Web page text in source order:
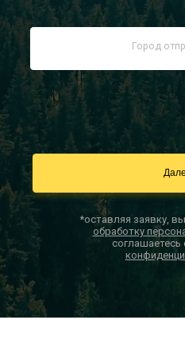
*оставляя заявку,
обработку
соглашаетесь